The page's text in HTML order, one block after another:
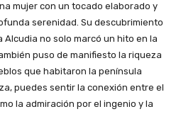
mujer con un tocado elaborado y
serenidad. Su descubrimiento
Alcudia no solo marcó un hito en la
puso de manifiesto la riqueza
que habitaron la península
puedes sentir la conexión entre el
la admiración por el ingenio y la